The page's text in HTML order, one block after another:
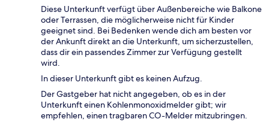
Diese Unterkunft verfügt über Außenbereiche wie Balkone
oder Terrassen, die möglicherweise nicht für Kinder
geeignet sind. Bei Bedenken wende dich am besten vor
der Ankunft direkt an die Unterkunft, um sicherzustellen,
dass dir ein passendes Zimmer zur Verfügung gestellt
wird.
In dieser Unterkunft gibt es keinen Aufzug.
Der Gastgeber hat nicht angegeben, ob es in der
Unterkunft einen Kohlenmonoxidmelder gibt; wir
empfehlen, einen tragbaren CO-Melder mitzubringen.